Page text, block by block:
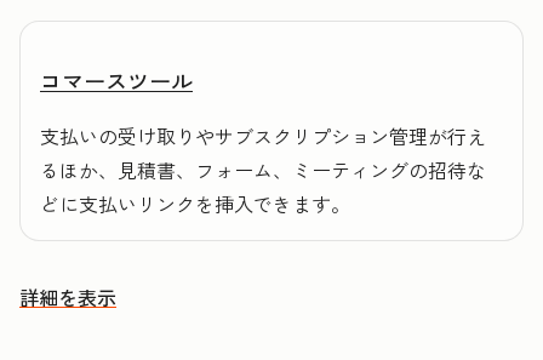
コマースツール
支払いの受け取りやサブスクリプション管理が行え
るほか、見積書、フォーム、ミーティングの招待な
どに支払いリンクを挿入できます。
詳細を表示
その他の機能を確認する